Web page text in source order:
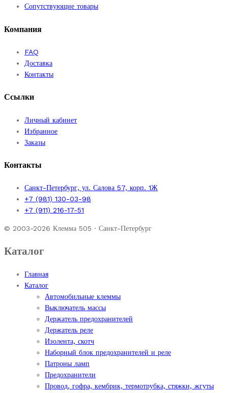
Сопутствующие товары
Компания
FAQ
Доставка
Контакты
Ссылки
Личный кабинет
Избранное
Заказы
Контакты
Санкт-Петербург, ул. Салова 57, корп. 1Ж
+7 (981) 130-03-98
+7 (911) 216-17-51
© 2003-2026 Клемма 505 · Санкт-Петербург
Каталог
Главная
Каталог
Автомобильные клеммы
Выключатель массы
Держатель предохранителей
Держатель реле
Изолента, скотч
Наборный блок предохранителей и реле
Патроны ламп
Предохранители
Провод, гофра, кембрик, термотрубка, стяжки, жгуты